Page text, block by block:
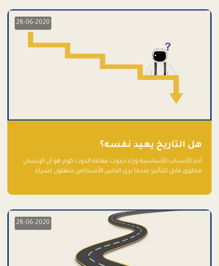
28-06-2020
هل التاريخ يعيد نفسه؟
أحد الأسباب الأساسية وراء حدوث فقاعة الدوت كوم هو أن الإنسان
مخلوق قابل للتأثير؛ عندما يرى الناس الأشخاص يتنقلون لشراء
28-06-2020